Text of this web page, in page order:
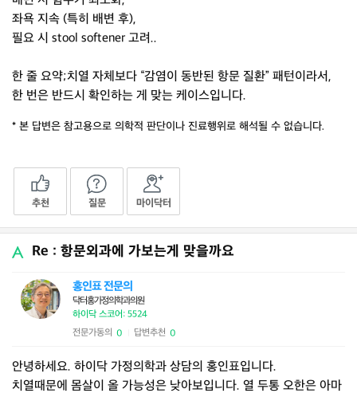
좌욕 지속 (특히 배변 후),
필요 시 stool softener 고려..
한 줄 요약;치열 자체보다 “감염이 동반된 항문 질환” 패턴이라서,
한 번은 반드시 확인하는 게 맞는 케이스입니다.
* 본 답변은 참고용으로 의학적 판단이나 진료행위로 해석될 수 없습니다.
추천 질문 마이닥터
Re : 항문외과에 가보는게 맞을까요
홍인표 전문의
닥터홍가정의학과의원
하이닥 스코어: 5524
전문가동의 0 답변추천 0
안녕하세요. 하이닥 가정의학과 상담의 홍인표입니다.
치열때문에 몸살이 올 가능성은 낮아보입니다. 열 두통 오한은 아마